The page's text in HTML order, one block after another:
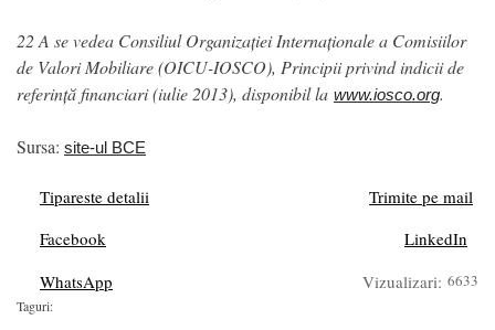
22 A se vedea Consiliul Organizației Internaționale a Comisiilor
de Valori Mobiliare (OICU-IOSCO), Principii privind indicii de
referință financiari (iulie 2013), disponibil la www.iosco.org.
Sursa: site-ul BCE
Tipareste detalii
Trimite pe mail
Facebook
LinkedIn
WhatsApp
Vizualizari: 6633
Taguri: